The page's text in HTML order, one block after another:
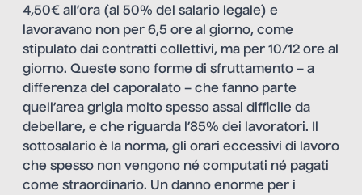
4,50€ all’ora (al 50% del salario legale) e
lavoravano non per 6,5 ore al giorno, come
stipulato dai contratti collettivi, ma per 10/12 ore al
giorno. Queste sono forme di sfruttamento – a
differenza del caporalato – che fanno parte
quell’area grigia molto spesso assai difficile da
debellare, e che riguarda l’85% dei lavoratori. Il
sottosalario è la norma, gli orari eccessivi di lavoro
che spesso non vengono né computati né pagati
come straordinario. Un danno enorme per i